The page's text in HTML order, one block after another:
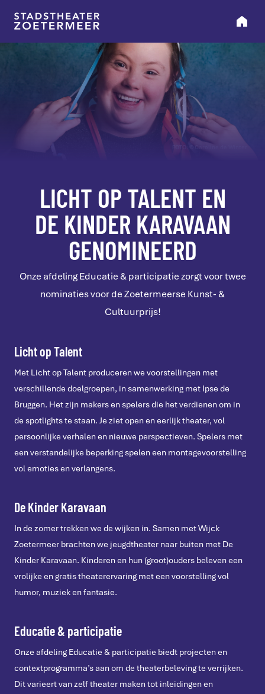
FOTO: © Caroline de Winter
LICHT OP TALENT EN
DE KINDER KARAVAAN
GENOMINEERD
Onze afdeling Educatie & participatie zorgt voor twee
nominaties voor de Zoetermeerse Kunst- &
Cultuurprijs!
Licht op Talent
Met Licht op Talent produceren we voorstellingen met
verschillende doelgroepen, in samenwerking met Ipse de
Bruggen. Het zijn makers en spelers die het verdienen om in
de spotlights te staan. Je ziet open en eerlijk theater, vol
persoonlijke verhalen en nieuwe perspectieven. Spelers met
een verstandelijke beperking spelen een montagevoorstelling
vol emoties en verlangens.
De Kinder Karavaan
In de zomer trekken we de wijken in. Samen met Wijck
Zoetermeer brachten we jeugdtheater naar buiten met De
Kinder Karavaan. Kinderen en hun (groot)ouders beleven een
vrolijke en gratis theaterervaring met een voorstelling vol
humor, muziek en fantasie.
Educatie & participatie
Onze afdeling Educatie & participatie biedt projecten en
contextprogramma’s aan om de theaterbeleving te verrijken.
Dit varieert van zelf theater maken tot inleidingen en